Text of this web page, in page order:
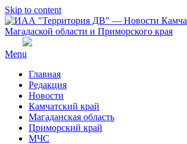
Skip to content
Menu
Главная
Редакция
Новости
Камчатский край
Магаданская область
Приморский край
МЧС